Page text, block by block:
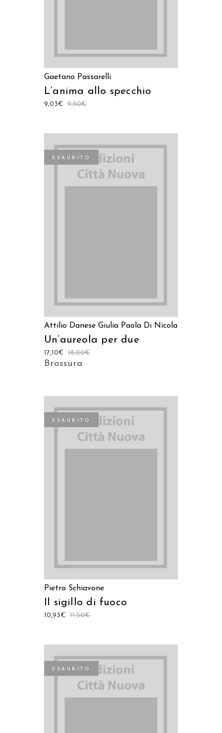
Gaetano Passarelli
L’anima allo specchio
9,50€
9,03€
ESAURITO
Attilio Danese Giulia Paola Di Nicola
Un’aureola per due
18,00€
17,10€
Brossura
ESAURITO
Pietro Schiavone
Il sigillo di fuoco
11,50€
10,93€
ESAURITO